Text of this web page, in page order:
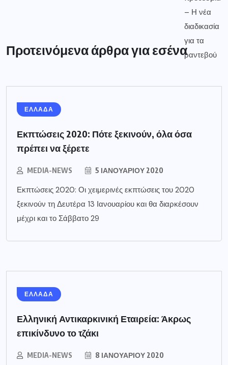
Προτεινόμενα άρθρα για εσένα
ΕΛΛΑΔΑ
Εκπτώσεις 2020: Πότε ξεκινούν, όλα όσα
πρέπει να ξέρετε
MEDIA-NEWS 5 ΙΑΝΟΥΑΡΊΟΥ 2020
Εκπτώσεις 2020: Οι χειμερινές εκπτώσεις του 2020
ξεκινούν τη Δευτέρα 13 Ιανουαρίου και θα διαρκέσουν
μέχρι και το Σάββατο 29
ΕΛΛΑΔΑ
Ελληνική Αντικαρκινική Εταιρεία: Άκρως
επικίνδυνο το τζάκι
MEDIA-NEWS 8 ΙΑΝΟΥΑΡΊΟΥ 2020